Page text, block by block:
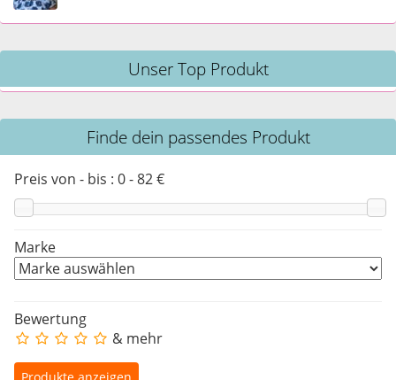
Unser Top Produkt
Finde dein passendes Produkt
Preis von - bis : 0-82€
Marke
Bewertung
& mehr